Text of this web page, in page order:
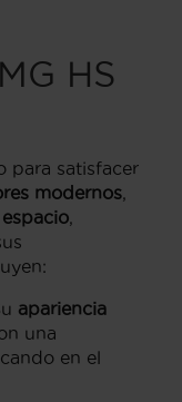
HS
para satisfacer
modernos
espacio
apariencia
una
en el